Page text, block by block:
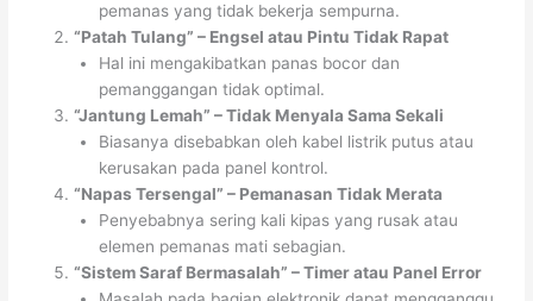
pemanas yang tidak bekerja sempurna.
“Patah Tulang” – Engsel atau Pintu Tidak Rapat
Hal ini mengakibatkan panas bocor dan
pemanggangan tidak optimal.
“Jantung Lemah” – Tidak Menyala Sama Sekali
Biasanya disebabkan oleh kabel listrik putus atau
kerusakan pada panel kontrol.
“Napas Tersengal” – Pemanasan Tidak Merata
Penyebabnya sering kali kipas yang rusak atau
elemen pemanas mati sebagian.
“Sistem Saraf Bermasalah” – Timer atau Panel Error